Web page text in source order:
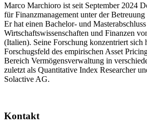
Marco Marchioro ist seit September 2024
für Finanzmanagement unter der
Er hat einen Bachelor- und
Wirtschaftswissenschaften und Finanzen
(Italien). Seine Forschung konzentriert sich
Forschugsfeld des empirischen Asset
Bereich Vermögensverwaltung in
zuletzt als Quantitative Index Researcher
Solactive AG.
Kontakt